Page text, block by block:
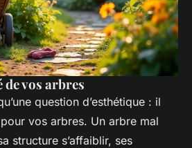
de vos arbres
question d’esthétique : il
pour vos arbres. Un arbre mal
structure s’affaiblir, ses